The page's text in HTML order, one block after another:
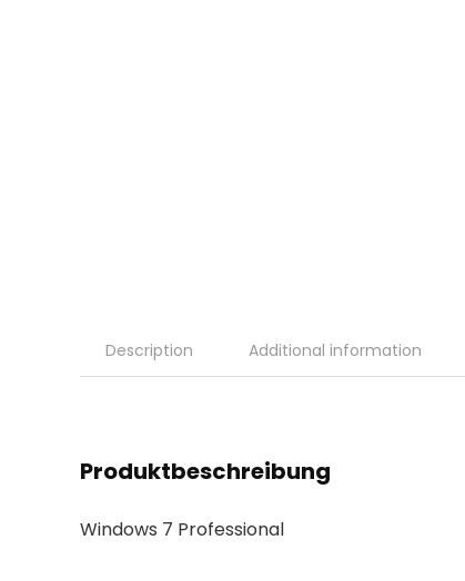
Description Additional information
Produktbeschreibung
Windows 7 Professional